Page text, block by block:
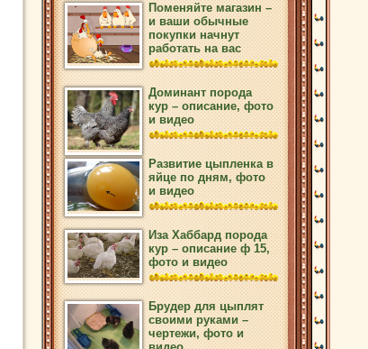
Поменяйте магазин –
и ваши обычные
покупки начнут
работать на вас
Доминант порода
кур – описание, фото
и видео
Развитие цыпленка в
яйце по дням, фото
и видео
Иза Хаббард порода
кур – описание ф 15,
фото и видео
Брудер для цыплят
своими руками –
чертежи, фото и